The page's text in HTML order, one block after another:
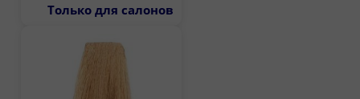
Только для салонов